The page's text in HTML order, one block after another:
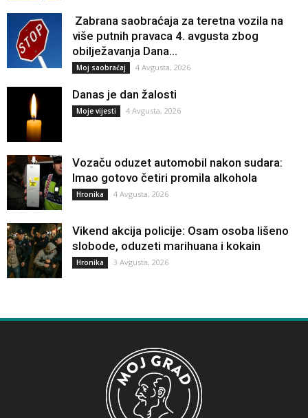
Zabrana saobraćaja za teretna vozila na
više putnih pravaca 4. avgusta zbog
obilježavanja Dana...
Moj saobraćaj 4 Avgusta, 2026
Danas je dan žalosti
Moje vijesti 4 Avgusta, 2026
Vozaču oduzet automobil nakon sudara:
Imao gotovo četiri promila alkohola
Hronika 4 Avgusta, 2026
Vikend akcija policije: Osam osoba lišeno
slobode, oduzeti marihuana i kokain
Hronika 3 Avgusta, 2026